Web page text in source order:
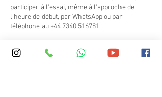
participer à l'essai, même à l'approche de
l'heure de début, par WhatsApp ou par
téléphone au +44 7340 516781